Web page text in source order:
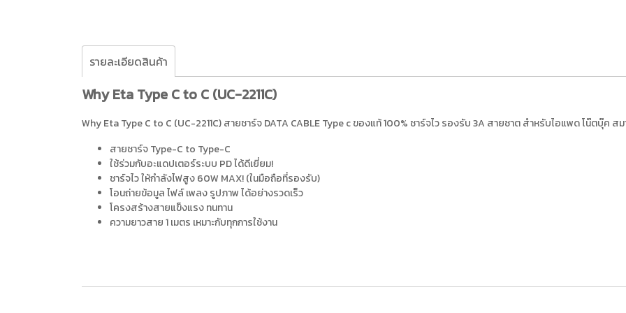
รายละเอียดสินค้า
Why Eta Type C to C (UC-2211C)
Why Eta Type C to C (UC-2211C) สายชาร์จ DATA CABLE Type c ของแท้ 100% ชาร์จไว รองรับ 3A สายชาต สำหรับไอแพด โน๊ตบุ๊ค ส
สายชาร์จ Type-C to Type-C
ใช้ร่วมกับอะแดปเตอร์ระบบ PD ได้ดีเยี่ยม!
ชาร์จไว ให้กำลังไฟสูง 60W MAX! (ในมือถือที่รองรับ)
โอนถ่ายข้อมูล ไฟล์ เพลง รูปภาพ ได้อย่างรวดเร็ว
โครงสร้างสายแข็งแรง ทนทาน
ความยาวสาย 1 เมตร เหมาะกับทุกการใช้งาน